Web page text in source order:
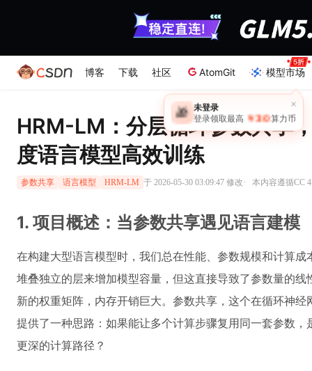
博客 下载 社区 AtomGit 模型市场
×
🎁 未登录
登录领取最高 ￥30 算力币
HRM-LM：分层循环参数共享
度语言模型高效训练
参数共享 语言模型 HRM-LM 于 2026-05-30 03:09:47 修改· 本内容遵循CC
1. 项目概述：当参数共享遇见语言建模
在构建大型语言模型时，我们总在性能、参数规模和计算
堆叠独立的层来增加模型容量，但这直接导致了参数量的
新的权重矩阵，内存开销巨大。参数共享，这个在循环神
提供了一种思路：如果能让多个计算步骤复用同一套参数
更深的计算路径？